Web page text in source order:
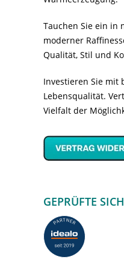
Tauchen Sie ein in
moderner
Qualität, Stil und
Investieren Sie mit
Lebensqualität.
Vielfalt der
GEPRÜFTE